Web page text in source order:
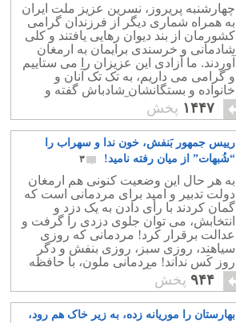
چهارشنبه پریروز، نسرین عزیز ملت ایران
به همراه شماری دیگر از فرزندان گرامی
کشورمان از بند دیوان رهایی یافتند و کلی
شادمانی و خرسندی برایمان به ارمغان
آوردند. ما آزادی این عزیزان را می ستاییم
و گرامی می داریم، به تک تک آنان و
خانواده و بستگانشان شادباش گفته و
برایشان بهترین ها را آرزو می کنیم.
۱۴۴۷ پخش
رییس جمهور بَنفش، خون ندا و سهراب را
“شُبهات” از میان رفته نامید!
۳
به هر حال این وضعیت کنونی هم ارمغان
دولت تدبیر و امید برای مردمانی است که
گمان کردند با رأی دادن به یک دزد و
انتخابش، می توان جلوی دزدی را گرفت و
عدالت برقرار کرد! مردمانی که روزی
سیاهند، روزی سبز، روزی بنفش و دگر
روز کَس نداند! مردمانی ملون، با حافظه
تاریخی محدود و آسیب دیده!
۹۴۴ پخش
بهارستان را موریانه زده، به زیر خاک هم رود،